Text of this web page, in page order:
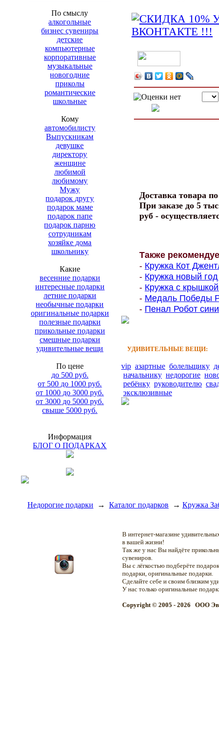
По смыслу
алкогольные
бизнес сувениры
детские
компьютерные
корпоративные
музыкальные
новогодние
приколы
романтические
школьные
Кому
автомобилисту
Выпускникам
девушке
директору
женщине
любимой
любимому
Мужу
подарок другу
подарок маме
подарок папе
подарок парню
сотрудникам
хозяйке дома
школьнику
Какие
весенние подарки
интересные подарки
летние подарки
необычные подарки
оригинальные подарки
полезные подарки
прикольные подарки
смешные подарки
удивительные вещи
По цене
до 500 руб.
от 500 до 1000 руб.
от 1000 до 3000 руб.
от 3000 до 5000 руб.
свыше 5000 руб.
Информация
БЛОГ О ПОДАРКАХ
Доставка товара
При заказе до 5
руб -
Также
- Кружка Кот
- Кружка новый
- Кружка с
- Медаль Победы
- Пенал Робот
УДИВИТЕЛЬНЫЕ ВЕЩИ:
vip азартные болельщику
начальнику недорогие
ребёнку руководителю
эксклюзивные
Недорогие подарки → Каталог подарков → Кружка
В интернет-магазине
в вашей жизни!
Так же у нас Вы найдёте
сувениров.
Вы с лёгкостью подберёте
подарки, оригинальные подарки.
Сделайте себе и своим близким
У нас только оригинальные
Copyright © 2005 - 2026 OOO